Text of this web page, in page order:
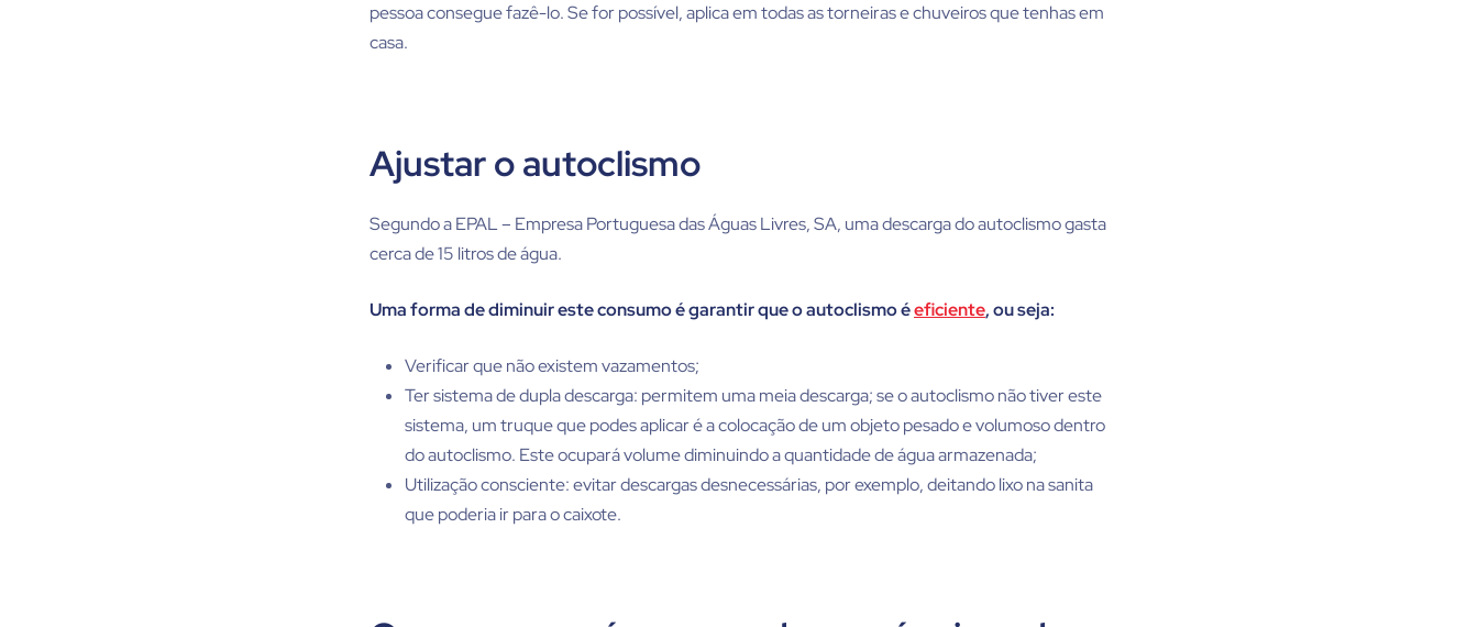
pessoa consegue fazê-lo. Se for possível, aplica em todas as torneiras e chuveiros que tenhas em
casa.
Ajustar o autoclismo
Segundo a EPAL – Empresa Portuguesa das Águas Livres, SA, uma descarga do autoclismo gasta
cerca de 15 litros de água.
Uma forma de diminuir este consumo é garantir que o autoclismo éeficiente, ou seja:
Verificar que não existem vazamentos;
Ter sistema de dupla descarga: permitem uma meia descarga; se o autoclismo não tiver este
sistema, um truque que podes aplicar é a colocação de um objeto pesado e volumoso dentro
do autoclismo. Este ocupará volume diminuindo a quantidade de água armazenada;
Utilização consciente: evitar descargas desnecessárias, por exemplo, deitando lixo na sanita
que poderia ir para o caixote.